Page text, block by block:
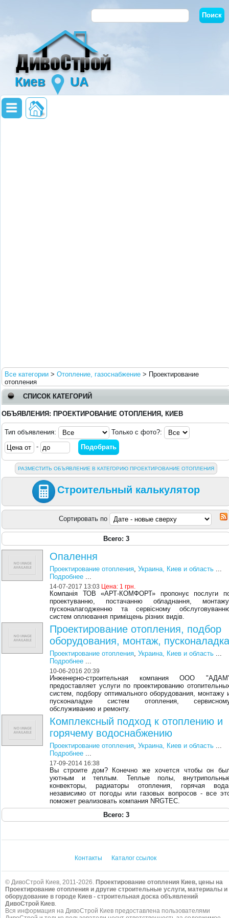
Киев UA
Все категории > Отопление, газоснабжение > Проектирование
отопления
СПИСОК КАТЕГОРИЙ
ОБЪЯВЛЕНИЯ: ПРОЕКТИРОВАНИЕ ОТОПЛЕНИЯ, КИЕВ
Тип объявления:
Только с фото?:
-
РАЗМЕСТИТЬ ОБЪЯВЛЕНИЕ В КАТЕГОРИЮ ПРОЕКТИРОВАНИЕ ОТОПЛЕНИЯ
Строительный калькулятор
Сортировать по
Всего: 3
Опалення
Проектирование отопления,Украина, Киев и область ...
Подробнее ...
14-07-2017 13:03 Цена: 1 грн.
Компанія ТОВ «АРТ-КОМФОРТ» пропонує послуги
проектуванню, постачанню обладнання,
пусконалагодженню та сервісному
систем оплювання приміщень різних видів.
Проектирование отопления, подбор
оборудования, монтаж,
Проектирование отопления,Украина, Киев и область ...
Подробнее ...
10-06-2016 20:39
Инженерно-строительная компания ООО
предоставляет услуги по проектированию
систем, подбору оптимального оборудования, монтажу
пусконаладке систем отопления,
обслуживанию и ремонту.
Комплексный подход к отоплению и
горячему водоснабжению
Проектирование отопления,Украина, Киев и область ...
Подробнее ...
17-09-2014 16:38
Вы строите дом? Конечно же хочется чтобы он
уютным и теплым. Теплые полы,
конвекторы, радиаторы отопления, горячая
независимо от погоды или газовых вопросов - все
поможет реализовать компания NRGTEC.
Всего: 3
Контакты Каталог ссылок
© ДивоСтрой Киев, 2011-2026. Проектирование отопления Киев, цены на
Проектирование отопления и другие строительные услуги, материалы и
оборудование в городе Киев - строительная доска объявлений
ДивоСтрой Киев.
Вся информация на ДивоСтрой Киев предоставлена пользователями